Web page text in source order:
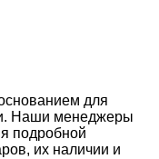
для
Наши менеджеры
подробной
их наличии и